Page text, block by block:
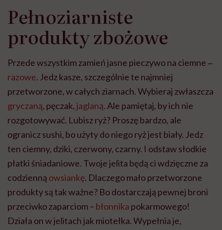
Pełnoziarniste
produkty zbożowe
Przede wszystkim zamień jasne pieczywo na ciemne ‒
razowe. Jedz kasze, szczególnie te najmniej
przetworzone, w całych ziarnach. Wybieraj zwłaszcza
gryczaną, pęczak,jaglaną. Ale pamiętaj, by ich nie
rozgotowywać. Lubisz ryż? Proszę bardzo, ale
ogranicz sushi, bo użyty do niego ryż jest biały. Jedz
ten ciemny, dziki, czerwony, czarny. I odstaw słodkie
płatki śniadaniowe. Twoje jelita będą ci wdzięczne za
codzienną owsiankę. Dlaczego mało przetworzone
produkty są tak ważne? Bo dostarczają pewnej broni
przeciwko zaparciom – błonnika pokarmowego!
Działa on w jelitach jak miotełka. Wypełnia je,